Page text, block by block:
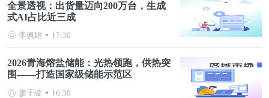
全景透视：出货量迈向200万台，生成
式AI占比近三成
李佩娟 17:30
2026青海熔盐储能：光热领跑，供热突
围——打造国家级储能示范区
廖子璇 16:30